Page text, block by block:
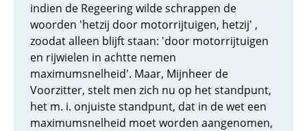
indien de Regeering wilde schrappen de
woorden 'hetzij door motorrijtuigen, hetzij' ,
zoodat alleen blijft staan: 'door motorrijtuigen
en rijwielen in achtte nemen
maximumsnelheid'. Maar, Mijnheer de
Voorzitter, stelt men zich nu op het standpunt,
het m. i. onjuiste standpunt, dat in de wet een
maximumsnelheid moet worden aangenomen,